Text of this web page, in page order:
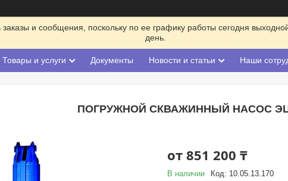
и сообщения, поскольку по ее графику работы сегодня
день.
Товары и услуги Документы Новости и статьи Наши
ПОГРУЖНОЙ СКВАЖИННЫЙ НАСОС
от 851 200 ₸
В наличии Код: 10.05.13.170